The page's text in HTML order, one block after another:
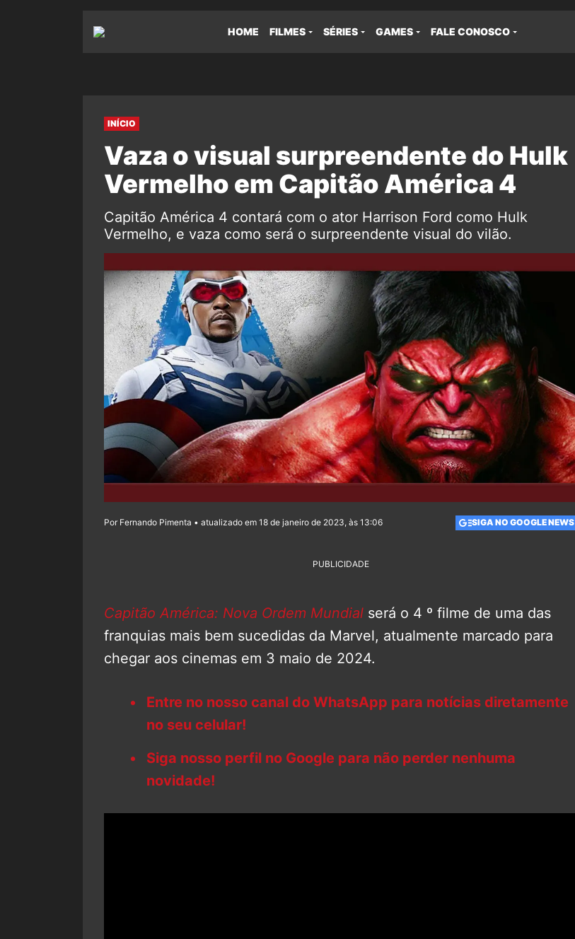
HOME FILMES SÉRIES GAMES FALE CONOSCO
INÍCIO
Vaza o visual surpreendente do Hulk
Vermelho em Capitão América 4
Capitão América 4 contará com o ator Harrison Ford como Hulk
Vermelho, e vaza como será o surpreendente visual do vilão.
Por Fernando Pimenta • atualizado em 18 de janeiro de 2023, às 13:06 SIGA NO GOOGLE NEWS
PUBLICIDADE
Capitão América: Nova Ordem Mundial será o 4 º filme de uma das
franquias mais bem sucedidas da Marvel, atualmente marcado para
chegar aos cinemas em 3 maio de 2024.
Entre no nosso canal do WhatsApp para notícias diretamente
no seu celular!
Siga nosso perfil no Google para não perder nenhuma
novidade!